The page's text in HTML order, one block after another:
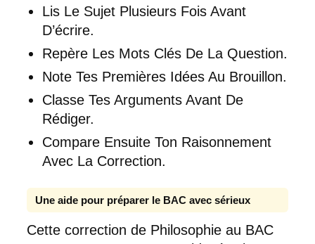
Lis Le Sujet Plusieurs Fois Avant
D’écrire.
Repère Les Mots Clés De La Question.
Note Tes Premières Idées Au Brouillon.
Classe Tes Arguments Avant De
Rédiger.
Compare Ensuite Ton Raisonnement
Avec La Correction.
Une aide pour préparer le BAC avec sérieux
Cette correction de Philosophie au BAC